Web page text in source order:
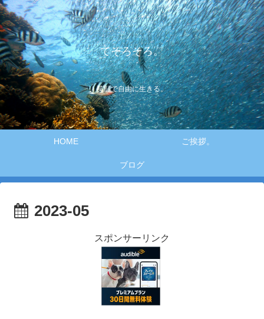
てそろそろ。
笑顔で自由に生きる。
HOME ご挨拶。
ブログ
2023-05
スポンサーリンク